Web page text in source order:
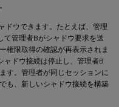
ドウできます。たとえば、管理
て管理者Bがシャドウ要求を送
権限取得の確認が再表示されま
ャドウ接続は停止し、管理者B
す。管理者が同じセッションに
も、新しいシャドウ接続を構築